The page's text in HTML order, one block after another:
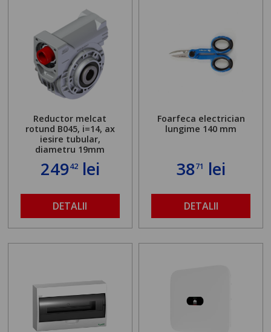
Reductor melcat
rotund B045, i=14, ax
iesire tubular,
diametru 19mm
24942lei
DETALII
Foarfeca electrician
lungime 140 mm
3871 lei
DETALII